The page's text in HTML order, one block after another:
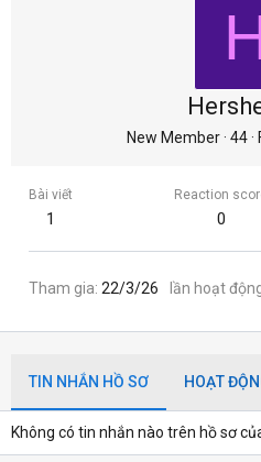
New Member· 44·
Bài viết
1
Reaction
0
Tham gia 22/3/26 lần hoạt
TIN NHẮN HỒ SƠ HOẠT
Không có tin nhắn nào trên hồ sơ